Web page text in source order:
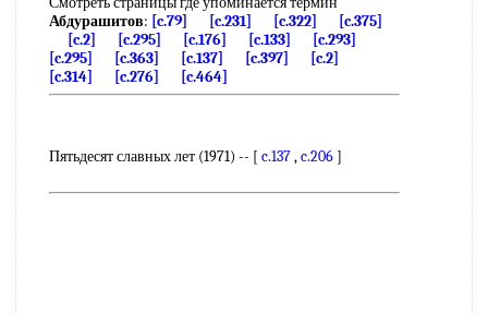
Абдурашитов: [c.79] [c.231] [c.322]
[c.375]
[c.2]
[c.295] [c.176] [c.133]
[c.293]
[c.295]
[c.363] [c.137] [c.397]
[c.2]
[c.314]
[c.276] [c.464]
Пятьдесят славных лет (1971) -- [ c.137,c.206]